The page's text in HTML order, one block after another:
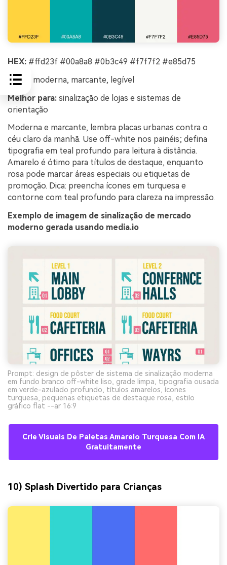
HEX: #ffd23f #00a8a8 #0b3c49 #f7f7f2 #e85d75
Clima:
moderna, marcante, legível
Melhor para: sinalização de lojas e sistemas de
orientação
Moderna e marcante, lembra placas urbanas contra o
céu claro da manhã. Use off-white nos painéis; defina
tipografia em teal profundo para leitura à distância.
Amarelo é ótimo para títulos de destaque, enquanto
rosa pode marcar áreas especiais ou etiquetas de
promoção. Dica: preencha ícones em turquesa e
contorne com teal profundo para clareza na impressão.
Exemplo de imagem de sinalização de mercado
moderno gerada usando media.io
Prompt: design de pôster de sistema de sinalização moderna
em fundo branco off-white liso, grade limpa, tipografia ousada
em verde-azulado profundo, títulos amarelos, ícones
turquesa, pequenas etiquetas de destaque rosa, estilo
gráfico flat --ar 16:9
Crie Visuais De Paletas Amarelo Turquesa Com IA
Gratuitamente
10) Splash Divertido para Crianças